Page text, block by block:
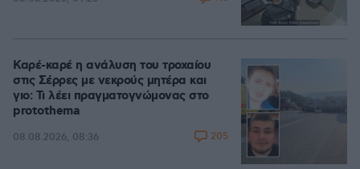
Καρέ-καρέ η ανάλυση του τροχαίου
στις Σέρρες με νεκρούς μητέρα και
γιο: Τι λέει πραγματογνώμονας στο
protothema
08.08.2026, 08:36 205